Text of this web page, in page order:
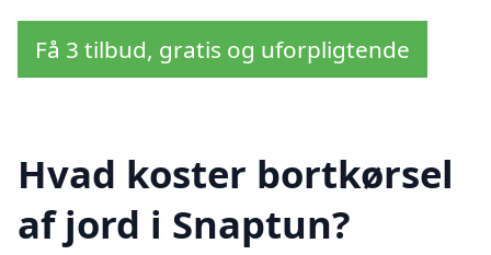
Få 3 tilbud, gratis og uforpligtende
Hvad koster bortkørsel
af jord i Snaptun?